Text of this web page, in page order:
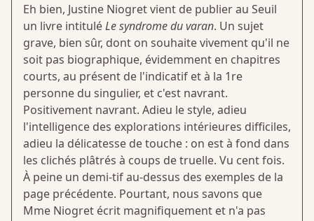
Eh bien, Justine Niogret vient de publier au Seuil
un livre intituléLe syndrome du varan. Un sujet
grave, bien sûr, dont on souhaite vivement qu'il ne
soit pas biographique, évidemment en chapitres
courts, au présent de l'indicatif et à la 1re
personne du singulier, et c'est navrant.
Positivement navrant. Adieu le style, adieu
l'intelligence des explorations intérieures difficiles,
adieu la délicatesse de touche : on est à fond dans
les clichés plâtrés à coups de truelle. Vu cent fois.
À peine un demi-tif au-dessus des exemples de la
page précédente. Pourtant, nous savons que
Mme Niogret écrit magnifiquement et n'a pas